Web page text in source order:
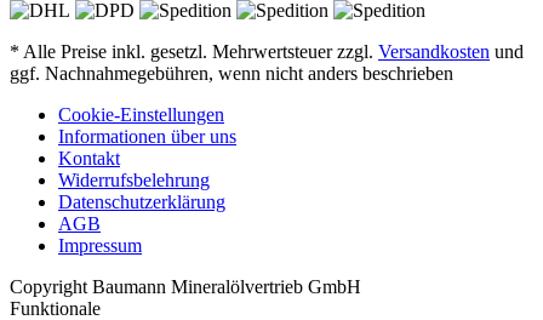
* Alle Preise inkl. gesetzl. Mehrwertsteuer zzgl. Versandkosten und
ggf. Nachnahmegebühren, wenn nicht anders beschrieben
Cookie-Einstellungen
Informationen über uns
Kontakt
Widerrufsbelehrung
Datenschutzerklärung
AGB
Impressum
Copyright Baumann Mineralölvertrieb GmbH
Funktionale